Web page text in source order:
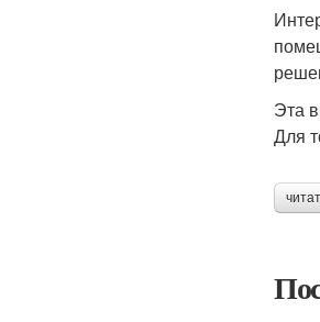
Эта
Для